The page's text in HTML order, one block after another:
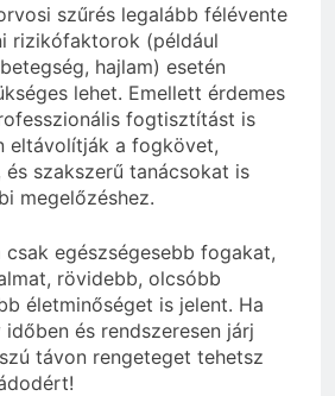
szűrés legalább félévente
rizikófaktorok (például
hajlam) esetén
lehet. Emellett érdemes
fogtisztítást is
eltávolítják a fogkövet,
szakszerű tanácsokat is
megelőzéshez.
csak egészségesebb fogakat,
rövidebb, olcsóbb
életminőséget is jelent. Ha
és rendszeresen járj
távon rengeteget tehetsz